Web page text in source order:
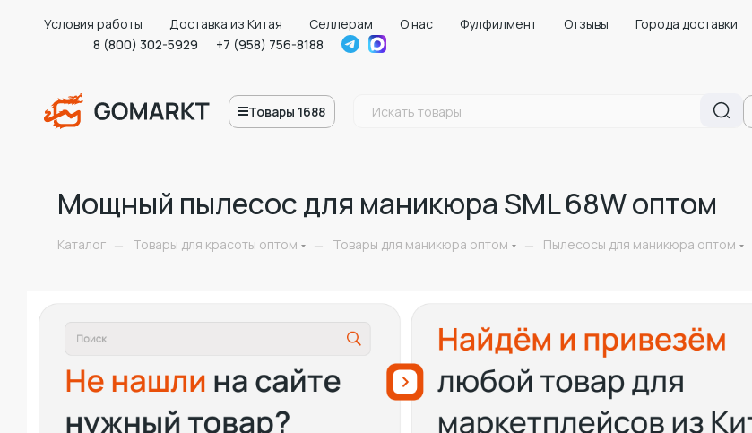
Условия работы Доставка из Китая Селлерам О нас Фулфилмент Отзывы Города доставки
8 (800) 302-5929
+7 (958) 756-8188
Товары 1688
Мощный пылесос для маникюра SML 68W оптом
Каталог — Товары для красоты оптом — Товары для маникюра оптом — Пылесосы для маникюра оптом